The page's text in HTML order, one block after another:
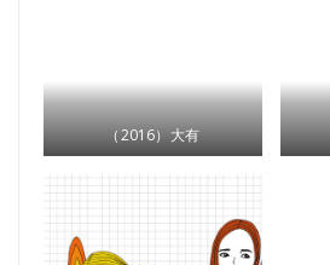
（2016）大有